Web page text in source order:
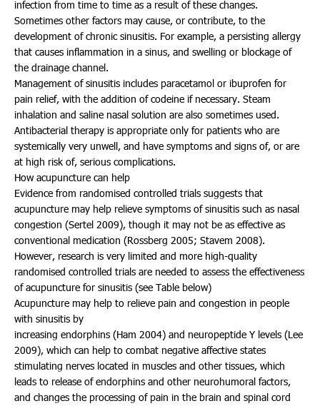
infection from time to time as a result of these changes.
Sometimes other factors may cause, or contribute, to the
development of chronic sinusitis. For example, a persisting allergy
that causes inflammation in a sinus, and swelling or blockage of
the drainage channel.
Management of sinusitis includes paracetamol or ibuprofen for
pain relief, with the addition of codeine if necessary. Steam
inhalation and saline nasal solution are also sometimes used.
Antibacterial therapy is appropriate only for patients who are
systemically very unwell, and have symptoms and signs of, or are
at high risk of, serious complications.
How acupuncture can help
Evidence from randomised controlled trials suggests that
acupuncture may help relieve symptoms of sinusitis such as nasal
congestion (Sertel 2009), though it may not be as effective as
conventional medication (Rossberg 2005; Stavem 2008).
However, research is very limited and more high-quality
randomised controlled trials are needed to assess the effectiveness
of acupuncture for sinusitis (see Table below)
Acupuncture may help to relieve pain and congestion in people
with sinusitis by
increasing endorphins (Ham 2004) and neuropeptide Y levels (Lee
2009), which can help to combat negative affective states
stimulating nerves located in muscles and other tissues, which
leads to release of endorphins and other neurohumoral factors,
and changes the processing of pain in the brain and spinal cord